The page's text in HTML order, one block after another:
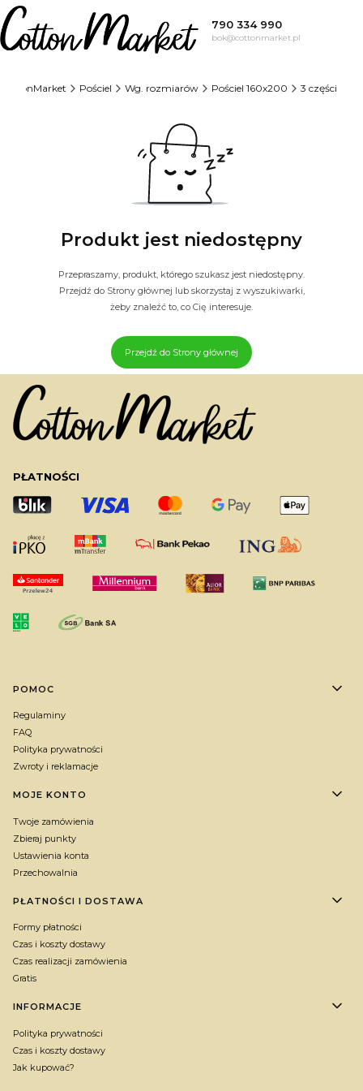
790 334 990
bok@cottonmarket.pl
CottonMarket Pościel Wg. rozmiarów Pościel 160x200 3 części
Produkt jest niedostępny
Przepraszamy, produkt, którego szukasz jest niedostępny.
Przejdź do Strony głównej lub skorzystaj z wyszukiwarki,
żeby znaleźć to, co Cię interesuje.
Przejdź do Strony głównej
PŁATNOŚCI
Linki w stopce
POMOC
Regulaminy
FAQ
Polityka prywatności
Zwroty i reklamacje
MOJE KONTO
Twoje zamówienia
Zbieraj punkty
Ustawienia konta
Przechowalnia
PŁATNOŚCI I DOSTAWA
Formy płatności
Czas i koszty dostawy
Czas realizacji zamówienia
Gratis
INFORMACJE
Polityka prywatności
Czas i koszty dostawy
Jak kupować?